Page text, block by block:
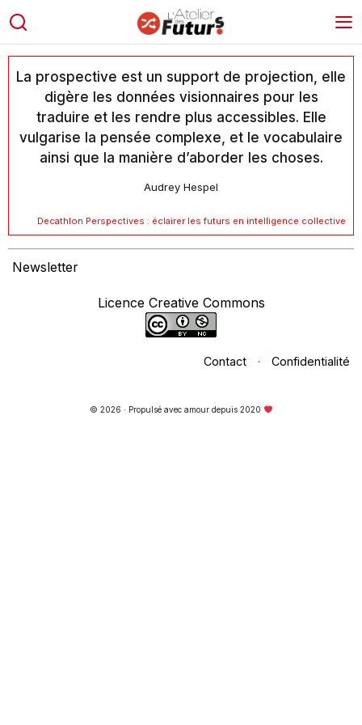
La prospective est un support de projection, elle
digère les données visionnaires pour les
traduire et les rendre plus accessibles. Elle
vulgarise la pensée complexe, et le vocabulaire
ainsi que la manière d’aborder les choses.
Audrey Hespel
Decathlon Perspectives : éclairer les futurs en intelligence collective
Newsletter
Licence Creative Commons
Contact · Confidentialité
© 2026 · Propulsé avec amour depuis 2020